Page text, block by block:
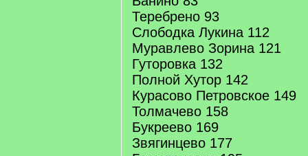
Теребрено 93
Слободка Лукина 112
Муравлево Зорина 121
Гуторовка 132
Полной Хутор 142
Курасово Петровское 149
Толмачево 158
Букреево 169
Звягинцево 177